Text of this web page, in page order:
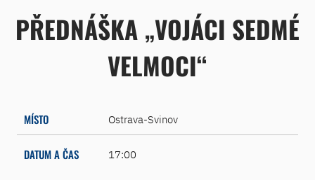
PŘEDNÁŠKA „VOJÁCI SEDMÉ
VELMOCI“
MÍSTO Ostrava-Svinov
DATUM A ČAS 17:00